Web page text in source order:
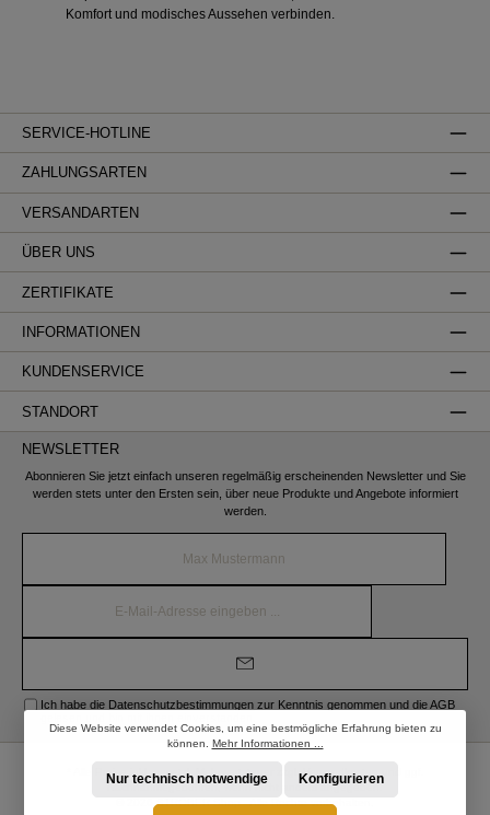
Komfort und modisches Aussehen verbinden.
SERVICE-HOTLINE
ZAHLUNGSARTEN
VERSANDARTEN
ÜBER UNS
ZERTIFIKATE
INFORMATIONEN
KUNDENSERVICE
STANDORT
NEWSLETTER
Abonnieren Sie jetzt einfach unseren regelmäßig erscheinenden Newsletter und Sie
werden stets unter den Ersten sein, über neue Produkte und Angebote informiert
werden.
Mail-
Ich habe die Datenschutzbestimmungen zur Kenntnis genommen und dieAGB
* Alle Preise inkl. gesetzl. Mehrwertsteuer zzgl.Versandkosten
Nachnahmegebühren, wenn nicht anders angegeben.
© 2026 STRÖBER Shop - Alle Rechte vorbehalten.
Diese Website verwendet Cookies, um eine bestmögliche Erfahrung bieten zu
können. Mehr Informationen ...
Nur technisch notwendige Konfigurieren